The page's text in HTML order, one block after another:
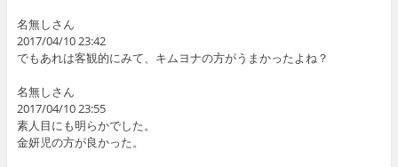
名無しさん
2017/04/10 23:42
でもあれは客観的にみて、キムヨナの方がうまかったよね？
名無しさん
2017/04/10 23:55
素人目にも明らかでした。
金妍児の方が良かった。